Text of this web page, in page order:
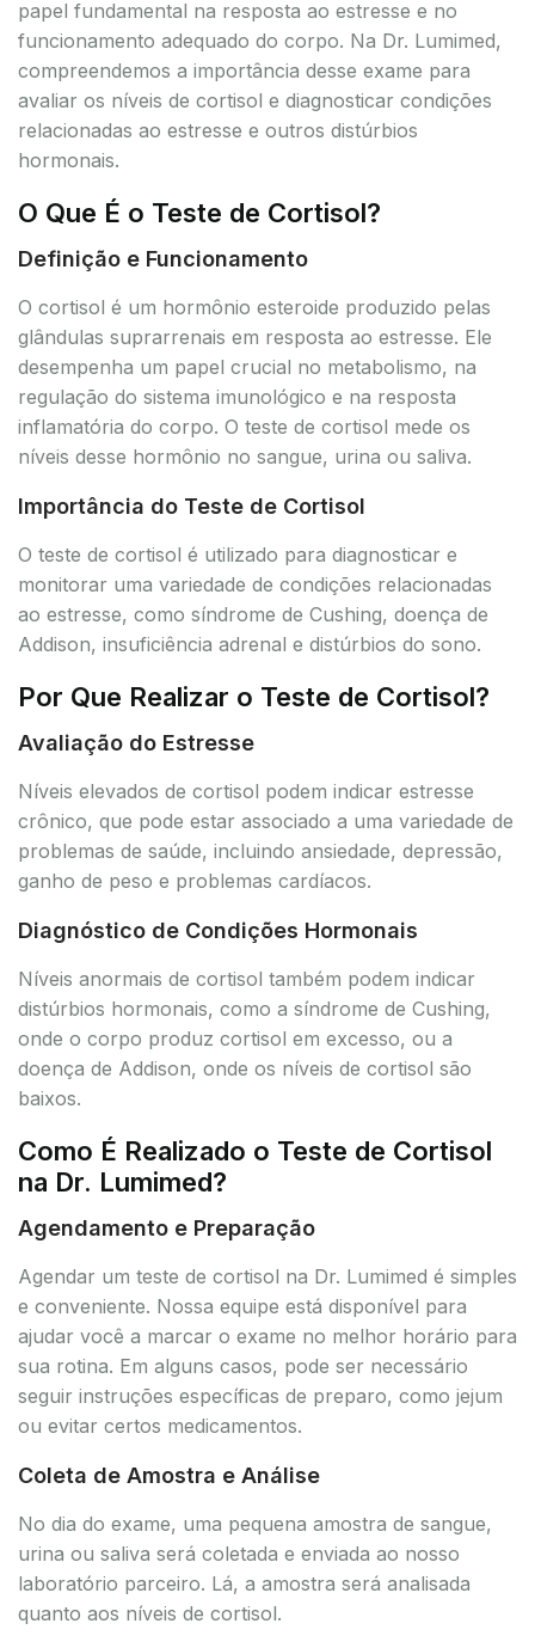
papel fundamental na resposta ao estresse e no
funcionamento adequado do corpo. Na Dr. Lumimed,
compreendemos a importância desse exame para
avaliar os níveis de cortisol e diagnosticar condições
relacionadas ao estresse e outros distúrbios
hormonais.
O Que É o Teste de Cortisol?
Definição e Funcionamento
O cortisol é um hormônio esteroide produzido pelas
glândulas suprarrenais em resposta ao estresse. Ele
desempenha um papel crucial no metabolismo, na
regulação do sistema imunológico e na resposta
inflamatória do corpo. O teste de cortisol mede os
níveis desse hormônio no sangue, urina ou saliva.
Importância do Teste de Cortisol
O teste de cortisol é utilizado para diagnosticar e
monitorar uma variedade de condições relacionadas
ao estresse, como síndrome de Cushing, doença de
Addison, insuficiência adrenal e distúrbios do sono.
Por Que Realizar o Teste de Cortisol?
Avaliação do Estresse
Níveis elevados de cortisol podem indicar estresse
crônico, que pode estar associado a uma variedade de
problemas de saúde, incluindo ansiedade, depressão,
ganho de peso e problemas cardíacos.
Diagnóstico de Condições Hormonais
Níveis anormais de cortisol também podem indicar
distúrbios hormonais, como a síndrome de Cushing,
onde o corpo produz cortisol em excesso, ou a
doença de Addison, onde os níveis de cortisol são
baixos.
Como É Realizado o Teste de Cortisol
na Dr. Lumimed?
Agendamento e Preparação
Agendar um teste de cortisol na Dr. Lumimed é simples
e conveniente. Nossa equipe está disponível para
ajudar você a marcar o exame no melhor horário para
sua rotina. Em alguns casos, pode ser necessário
seguir instruções específicas de preparo, como jejum
ou evitar certos medicamentos.
Coleta de Amostra e Análise
No dia do exame, uma pequena amostra de sangue,
urina ou saliva será coletada e enviada ao nosso
laboratório parceiro. Lá, a amostra será analisada
quanto aos níveis de cortisol.